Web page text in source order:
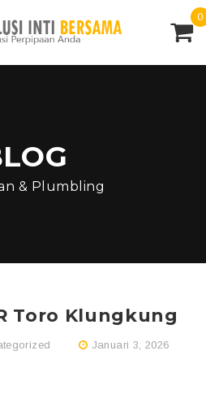
0
& Plumbling
Toro Klungkung
Januari 3, 2026